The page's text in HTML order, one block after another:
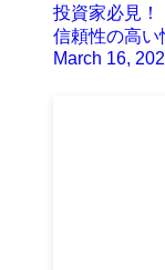
投資家必見！
信頼性の高い
March 16,